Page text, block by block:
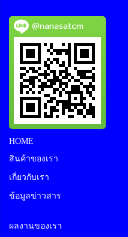
@nanasatcm
HOME
สินค้าของเรา
เกี่ยวกับเรา
ข้อมูลข่าวสาร
ผลงานของเรา